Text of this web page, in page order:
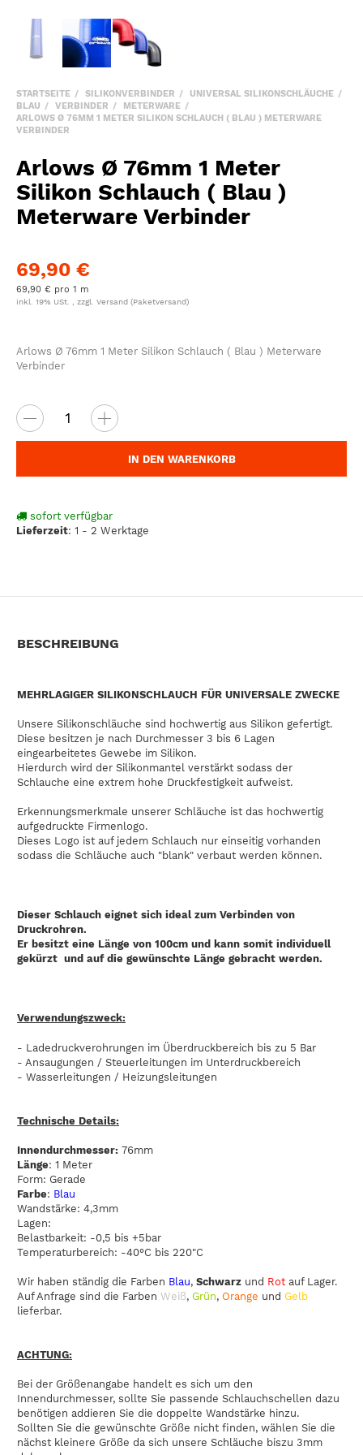
STARTSEITE SILIKONVERBINDER
UNIVERSAL SILIKONSCHLÄUCHE
BLAU
VERBINDER
METERWARE
ARLOWS Ø 76MM 1 METER SILIKON SCHLAUCH ( BLAU ) METERWARE
VERBINDER
Arlows Ø 76mm 1 Meter
Silikon Schlauch ( Blau )
Meterware Verbinder
69,90 €
69,90 € pro 1 m
inkl. 19% USt. , zzgl. Versand (Paketversand)
Arlows Ø 76mm 1 Meter Silikon Schlauch ( Blau ) Meterware
Verbinder
IN DEN WARENKORB
sofort verfügbar
Lieferzeit: 1 - 2 Werktage
BESCHREIBUNG
MEHRLAGIGER SILIKONSCHLAUCH FÜR UNIVERSALE ZWECKE
Unsere Silikonschläuche sind hochwertig aus Silikon gefertigt.
Diese besitzen je nach Durchmesser 3 bis 6 Lagen
eingearbeitetes Gewebe im Silikon.
Hierdurch wird der Silikonmantel verstärkt sodass der
Schlauche eine extrem hohe Druckfestigkeit aufweist.
Erkennungsmerkmale unserer Schläuche ist das hochwertig
aufgedruckte Firmenlogo.
Dieses Logo ist auf jedem Schlauch nur einseitig vorhanden
sodass die Schläuche auch "blank" verbaut werden können.
Dieser Schlauch eignet sich ideal zum Verbinden von
Druckrohren.
Er besitzt eine Länge von 100cm und kann somit individuell
gekürzt und auf die gewünschte Länge gebracht werden.
Verwendungszweck:
- Ladedruckverohrungen im Überdruckbereich bis zu 5 Bar
- Ansaugungen / Steuerleitungen im Unterdruckbereich
- Wasserleitungen / Heizungsleitungen
Technische Details:
Innendurchmesser: 76mm
Länge: 1 Meter
Form: Gerade
Farbe: Blau
Wandstärke: 4,3mm
Lagen:
Belastbarkeit: -0,5 bis +5bar
Temperaturbereich: -40°C bis 220"C
Wir haben ständig die Farben Blau, Schwarz und Rot auf Lager.
Auf Anfrage sind die Farben Weiß, Grün, Orange und Gelb
lieferbar.
ACHTUNG:
Bei der Größenangabe handelt es sich um den
Innendurchmesser, sollte Sie passende Schlauchschellen dazu
benötigen addieren Sie die doppelte Wandstärke hinzu.
Sollten Sie die gewünschte Größe nicht finden, wählen Sie die
nächst kleinere Größe da sich unsere Schläuche biszu 3mm